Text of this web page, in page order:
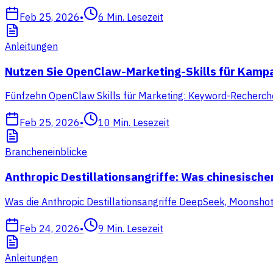
Feb 25, 2026• 6 Min. Lesezeit
Anleitungen
Nutzen Sie OpenClaw-Marketing-Skills für
Fünfzehn OpenClaw Skills für Marketing: Keyword-
Feb 25, 2026• 10 Min. Lesezeit
Brancheneinblicke
Anthropic Destillationsangriffe: Was
Was die Anthropic Destillationsangriffe DeepSeek,
Feb 24, 2026• 9 Min. Lesezeit
Anleitungen